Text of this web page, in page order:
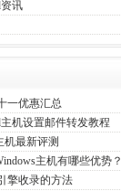
资讯
一优惠汇总
主机设置邮件转发教程
机最新评测
主机有哪些优势？
擎收录的方法